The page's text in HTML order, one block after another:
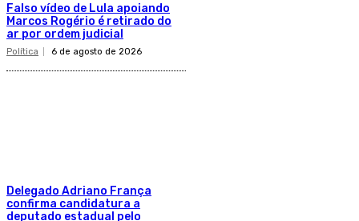
Falso vídeo de Lula apoiando
Marcos Rogério é retirado do
ar por ordem judicial
Política 6 de agosto de 2026
Delegado Adriano França
confirma candidatura a
deputado estadual pelo